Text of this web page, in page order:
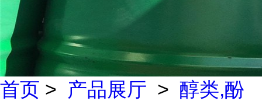
首页 > 产品展厅 > 醇类,酚